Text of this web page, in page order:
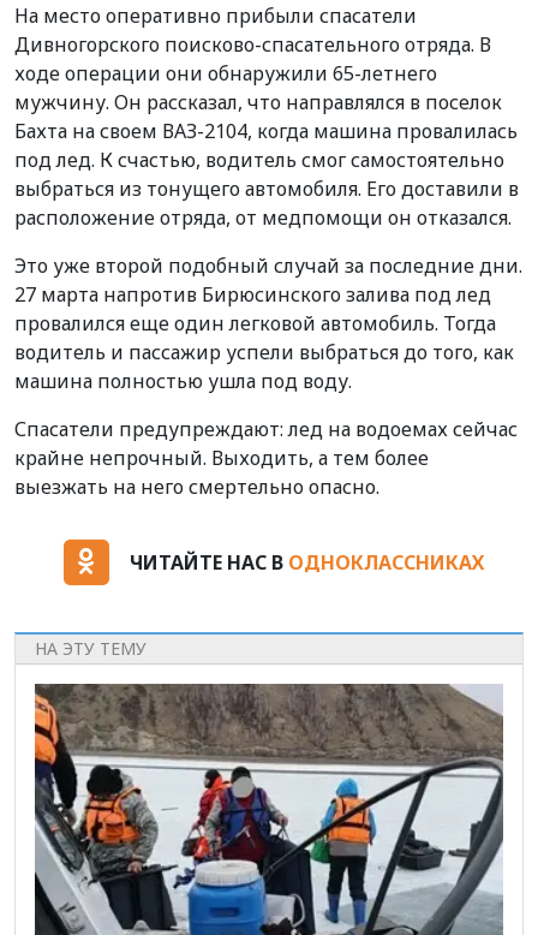
На место оперативно прибыли спасатели
Дивногорского поисково-спасательного отряда. В
ходе операции они обнаружили 65-летнего
мужчину. Он рассказал, что направлялся в поселок
Бахта на своем ВАЗ-2104, когда машина провалилась
под лед. К счастью, водитель смог самостоятельно
выбраться из тонущего автомобиля. Его доставили в
расположение отряда, от медпомощи он отказался.
Это уже второй подобный случай за последние дни.
27 марта напротив Бирюсинского залива под лед
провалился еще один легковой автомобиль. Тогда
водитель и пассажир успели выбраться до того, как
машина полностью ушла под воду.
Спасатели предупреждают: лед на водоемах сейчас
крайне непрочный. Выходить, а тем более
выезжать на него смертельно опасно.
ЧИТАЙТЕ НАС В ОДНОКЛАССНИКАХ
НА ЭТУ ТЕМУ